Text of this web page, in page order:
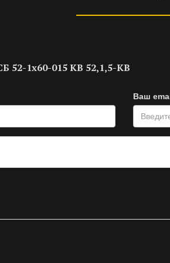
1х60-015 KB 52,1,5-KB
Ваш